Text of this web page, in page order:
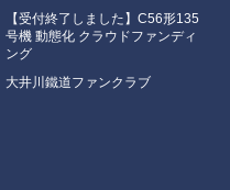
【受付終了しました】C56形135
号機 動態化 クラウドファンディ
ング
大井川鐵道ファンクラブ